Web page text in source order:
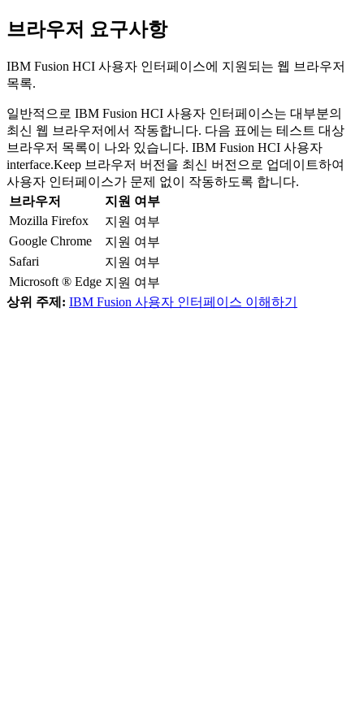
브라우저 요구사항
IBM Fusion HCI 사용자 인터페이스에 지원되는 웹 브라우저
목록.
일반적으로 IBM Fusion HCI 사용자 인터페이스는 대부분의
최신 웹 브라우저에서 작동합니다. 다음 표에는 테스트 대상
브라우저 목록이 나와 있습니다. IBM Fusion HCI 사용자
interface.Keep 브라우저 버전을 최신 버전으로 업데이트하여
사용자 인터페이스가 문제 없이 작동하도록 합니다.
브라우저
지원 여부
Mozilla Firefox
지원 여부
Google Chrome
지원 여부
Safari
지원 여부
Microsoft ® Edge 지원 여부
상위 주제: IBM Fusion 사용자 인터페이스 이해하기